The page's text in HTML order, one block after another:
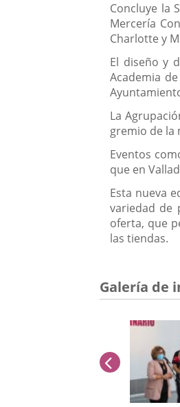
Concluye la
Mercería
Charlotte y
El diseño y
Academia
La
gremio de la
Eventos
que en
Esta nueva
variedad de
oferta, que
las tiendas.
Galería de
anterior